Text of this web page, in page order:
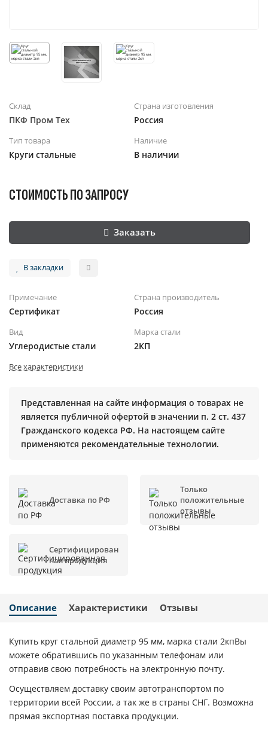
Склад
ПКФ Пром Тех
Страна изготовления
Россия
Тип товара
Круги стальные
Наличие
В наличии
СТОИМОСТЬ ПО ЗАПРОСУ
Заказать
В закладки
Примечание
Сертификат
Страна производитель
Россия
Вид
Углеродистые стали
Марка стали
2КП
Все характеристики
Представленная на сайте информация о товарах не
является публичной офертой в значении п. 2 ст. 437
Гражданского кодекса РФ. На настоящем сайте
применяются рекомендательные технологии.
Доставка по РФ
Только
положительные
отзывы
Сертифицирован
ная продукция
Описание Характеристики Отзывы
Купить круг стальной диаметр 95 мм, марка стали 2кпВы
можете обратившись по указанным телефонам или
отправив свою потребность на электронную почту.
Осуществляем доставку своим автотранспортом по
территории всей России, а так же в страны СНГ. Возможна
прямая экспортная поставка продукции.